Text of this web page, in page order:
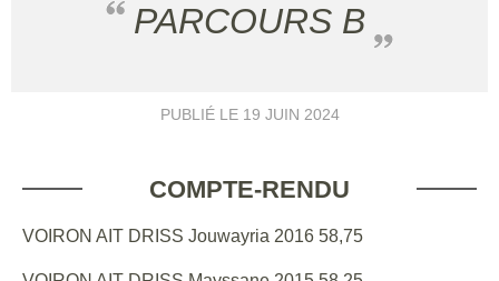
PARCOURS B
PUBLIÉ LE 19 JUIN 2024
COMPTE-RENDU
VOIRON AIT DRISS Jouwayria 2016 58,75